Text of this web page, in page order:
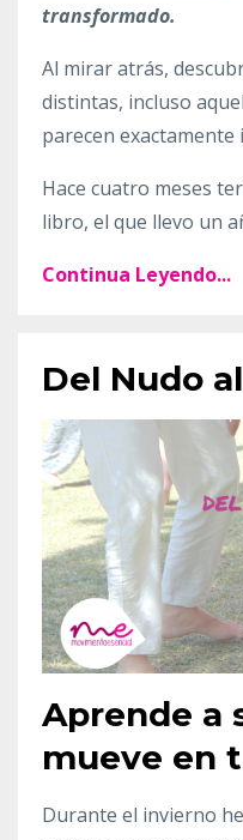
transformado.
Al mirar atrás,
distintas, incluso
parecen exactamente
Hace cuatro meses
libro, el que llevo un
Continua Leyendo...
Del Nudo
Aprende a
mueve en
Durante el invierno